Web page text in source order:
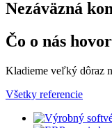
Nezáväzná
Čo o nás
Kladieme veľký dôraz
Všetky referencie